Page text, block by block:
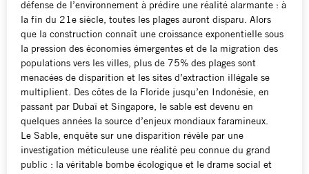
défense de l’environnement à prédire une réalité alarmante : à
la fin du 21e siècle, toutes les plages auront disparu. Alors
que la construction connaît une croissance exponentielle sous
la pression des économies émergentes et de la migration des
populations vers les villes, plus de 75% des plages sont
menacées de disparition et les sites d’extraction illégale se
multiplient. Des côtes de la Floride jusqu’en Indonésie, en
passant par Dubaï et Singapore, le sable est devenu en
quelques années la source d’enjeux mondiaux faramineux.
Le Sable, enquête sur une disparition révèle par une
investigation méticuleuse une réalité peu connue du grand
public : la véritable bombe écologique et le drame social et